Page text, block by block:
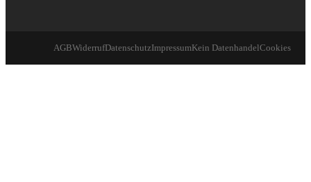
AGBWiderrufDatenschutzImpressumKein DatenhandelCookies